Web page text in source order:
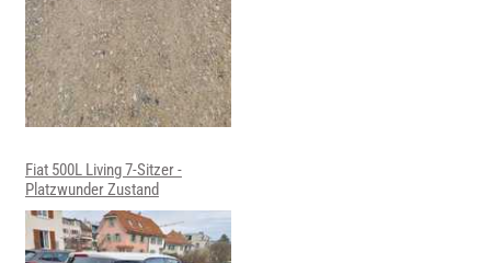
Fiat 500L Living 7-Sitzer -
Platzwunder Zustand